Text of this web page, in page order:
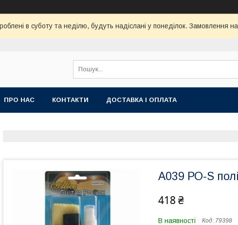
в суботу та неділю, будуть надіслані у понеділок. Замовлення
ПРО НАС КОНТАКТИ ДОСТАВКА І ОПЛАТА
A039 РО-S
418 ₴
В наявності Код: 79398